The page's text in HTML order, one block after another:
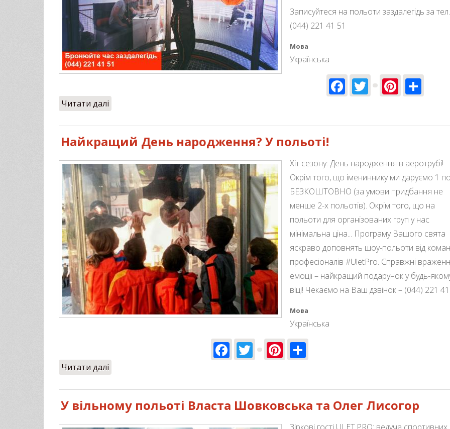
Записуйтеся на польоти заздалегідь за тел.
(044) 221 41 51
Мова
Українська
Facebook
Twitter
Читати далі
Найкращий День народження? У польоті!
Хіт сезону: День народження в аеротрубі!
Окрім того, що імениннику ми даруємо 1
БЕЗКОШТОВНО (за умови придбання не
менше 2-х польотів). Окрім того, що на
польоти для організованих груп у нас
мінімальна ціна... Програму Вашого свята
яскраво доповнять шоу-польоти від
професіоналів #UletPro. Справжні
емоції – найкращий подарунок у будь-
віці! Чекаємо на Ваш дзвінок – (044) 221
Мова
Українська
Facebook
TwitterPinterest
Читати далі
У вільному польоті Власта Шовковська та Олег Лисогор